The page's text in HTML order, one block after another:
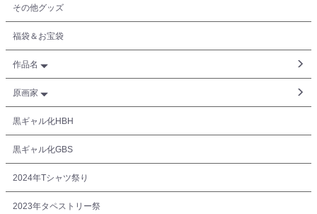
その他グッズ
福袋＆お宝袋
作品名
原画家
黒ギャル化HBH
黒ギャル化GBS
2024年Tシャツ祭り
2023年タペストリー祭